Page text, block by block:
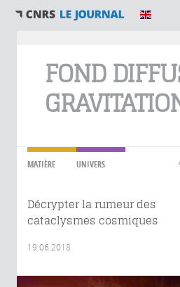
FOND
MATIÈRE UNIVERS
Décrypter la rumeur des
cataclysmes cosmiques
19.06.2018